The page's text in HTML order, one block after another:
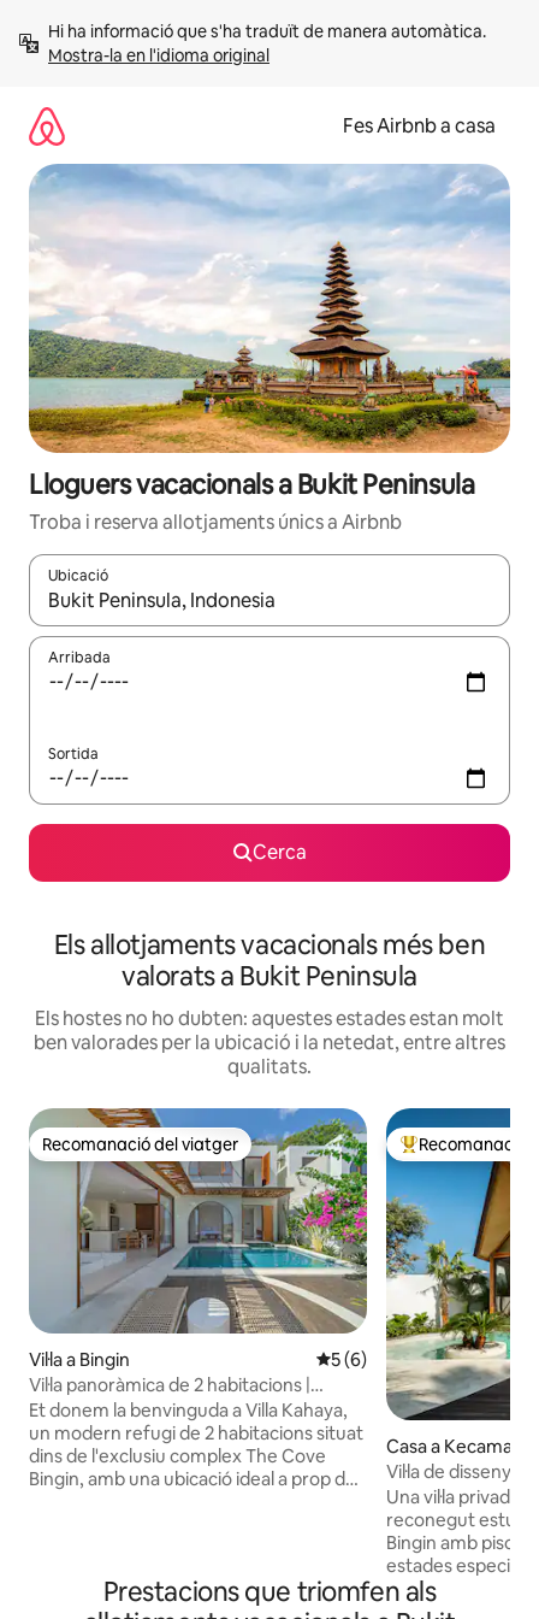
Mostra-la en l'idioma original
Fes Airbnb a casa
Lloguers vacacionals a Bukit Peninsula
Troba i reserva allotjaments únics a Airbnb
Ubicació
Quan els resultats estiguin disponibles, podràs navegar-hi a
Arribada
Sortida
Cerca
Els allotjaments vacacionals més ben
valorats a Bukit Peninsula
Els hostes no ho dubten: aquestes estades estan molt
ben valorades per la ubicació i la netedat, entre altres
qualitats.
Recomanació del viatger
Recomanació del viatger
Vil·la a Bingin 5 de puntuació mitjana
5 (6)
Vil·la panoràmica de 2 habitacions |
Piscina, banyera d'hidromassatge i vista
a l'oceà
Et donem la benvinguda a Villa Kahaya,
un modern refugi de 2 habitacions situat
dins de l'exclusiu complex The Cove
Bingin, amb una ubicació ideal a prop de
tropicals de l'exterior. Al cor de
Principals
Recomanació
Casa a
tan
Vil·la de disseny
privada
Una vil·la privada
reconegut estudi
Bingin amb
estades
únic que et fa
t'ofereix una
Prestacions que triomfen als